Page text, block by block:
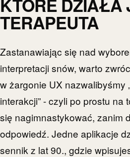
KTÓRE DZIAŁA
TERAPEUTA
Zastanawiając się nad
interpretacji snów, warto
w żargonie UX nazwalibyśmy
interakcji” - czyli po prostu na
się nagimnastykować, zanim
odpowiedź. Jedne aplikacje
sennik z lat 90., gdzie